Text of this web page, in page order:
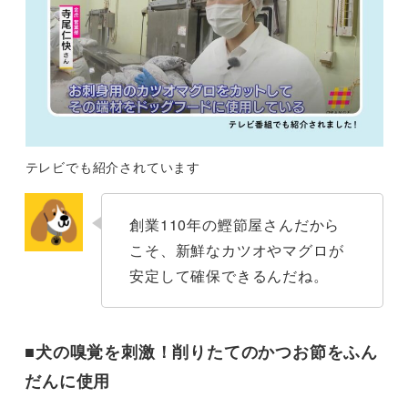
テレビでも紹介されています
創業110年の鰹節屋さんだから
こそ、新鮮なカツオやマグロが
安定して確保できるんだね。
■犬の嗅覚を刺激！削りたてのかつお節をふん
だんに使用